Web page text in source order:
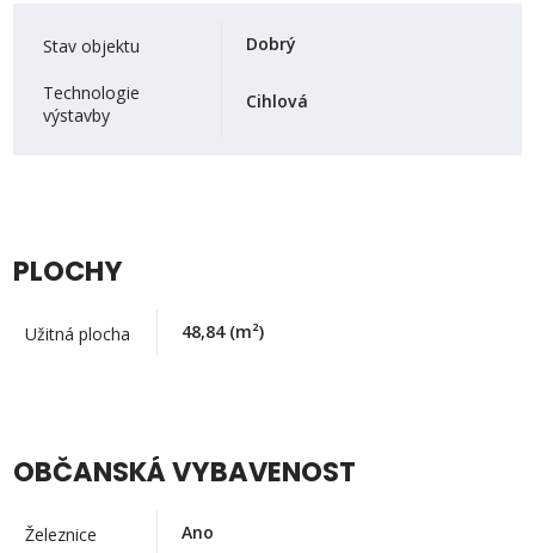
Stav objektu Dobrý
Technologie
výstavby
Cihlová
PLOCHY
Užitná plocha 48,84 (m²)
OBČANSKÁ VYBAVENOST
Železnice Ano